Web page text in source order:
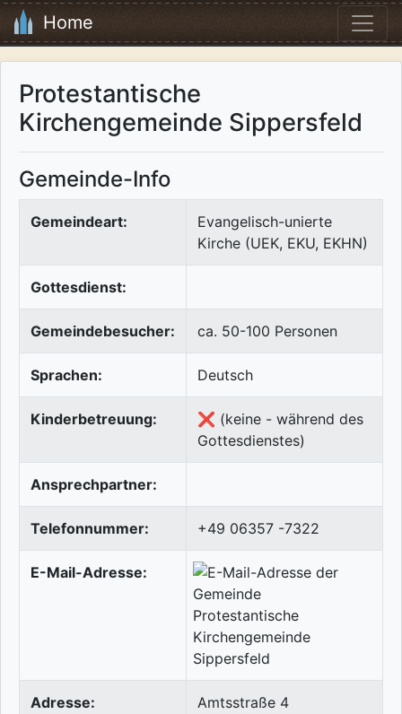
Home
Protestantische
Kirchengemeinde Sippersfeld
Gemeinde-Info
Gemeindeart:
Evangelisch-unierte
Kirche (UEK, EKU, EKHN)
Gottesdienst:
Gemeindebesucher: ca. 50-100 Personen
Sprachen: Deutsch
Kinderbetreuung:
❌ (keine - während des
Gottesdienstes)
Ansprechpartner:
Telefonnummer: +49 06357 -7322
E-Mail-Adresse:
Adresse:
Amtsstraße 4